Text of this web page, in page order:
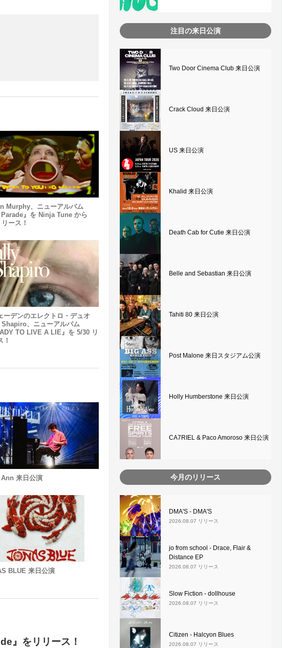
Murphy、ニューアルバム
Parade』を Ninja Tune から
ース！
ーデンのエレクトロ・デュオ
、ニューアルバム
TO LIVE A LIE』を 5/30 リ
！
来日公演
BLUE 来日公演
』をリリース！
注目の来日公演
Two Door Cinema Club 来日公演
Crack Cloud 来日公演
US 来日公演
Khalid 来日公演
Death Cab for Cutie 来日公演
Belle and Sebastian 来日公演
Tahiti 80 来日公演
Post Malone 来日スタジアム公演
Holly Humberstone 来日公演
CA7RIEL & Paco Amoroso 来日公演
今月のリリース
DMA'S - DMA'S
2026.08.07 リリース
jo from school - Drace, Flair &
Distance EP
2026.08.07 リリース
Slow Fiction - dollhouse
2026.08.07 リリース
Citizen - Halcyon Blues
2026.08.07 リリース